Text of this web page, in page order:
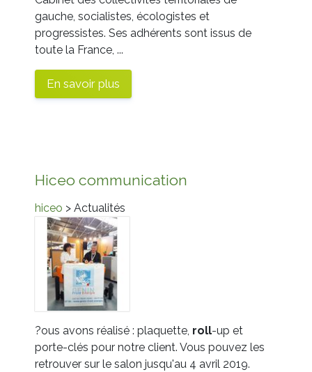
gauche, socialistes, écologistes et
progressistes. Ses adhérents sont issus de
toute la France, ...
En savoir plus
Hiceo communication
hiceo > Actualités
?ous avons réalisé : plaquette, roll-up et
porte-clés pour notre client. Vous pouvez les
retrouver sur le salon jusqu'au 4 avril 2019.